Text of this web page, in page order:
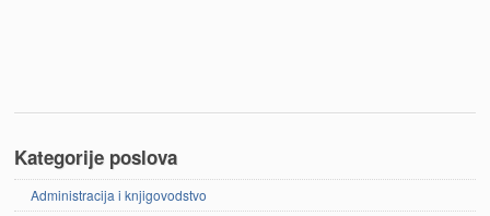
Kategorije poslova
Administracija i knjigovodstvo